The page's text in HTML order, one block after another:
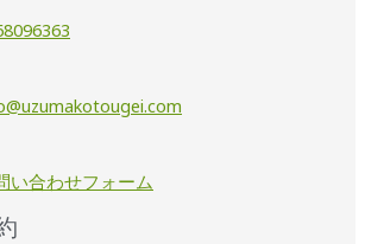
い合わせフォーム